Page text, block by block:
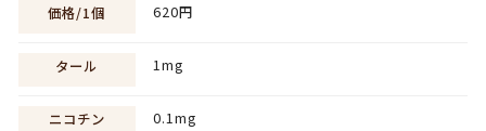
価格/1個 620円
タール 1mg
ニコチン 0.1mg